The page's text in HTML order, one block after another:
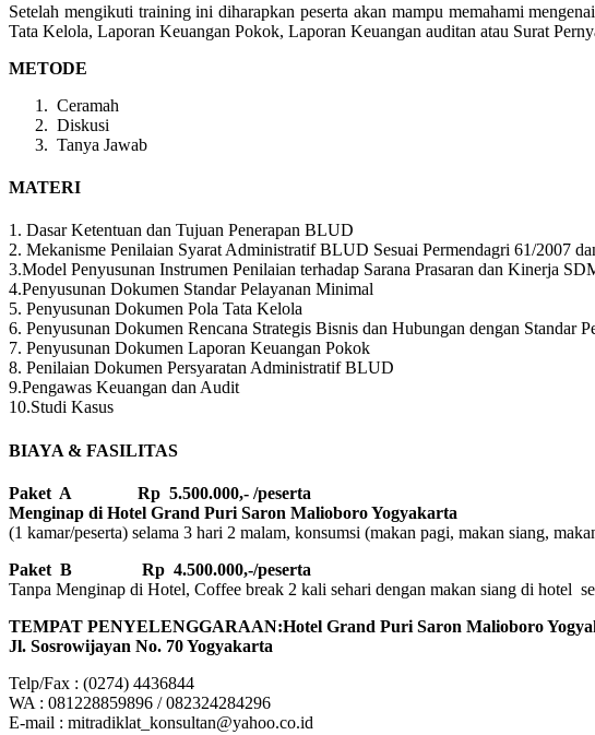
Setelah mengikuti training ini diharapkan peserta akan mampu memahami
Tata Kelola, Laporan Keuangan Pokok, Laporan Keuangan auditan atau Surat
METODE
Ceramah
Diskusi
Tanya Jawab
MATERI
1. Dasar Ketentuan dan Tujuan Penerapan BLUD
2. Mekanisme Penilaian Syarat Administratif BLUD Sesuai Permendagri 61/2007
3.Model Penyusunan Instrumen Penilaian terhadap Sarana Prasaran dan Kinerja
4.Penyusunan Dokumen Standar Pelayanan Minimal
5. Penyusunan Dokumen Pola Tata Kelola
6. Penyusunan Dokumen Rencana Strategis Bisnis dan Hubungan dengan Standar
7. Penyusunan Dokumen Laporan Keuangan Pokok
8. Penilaian Dokumen Persyaratan Administratif BLUD
9.Pengawas Keuangan dan Audit
10.Studi Kasus
BIAYA & FASILITAS
Paket A Rp 5.500.000,- /peserta
Menginap di Hotel Grand Puri Saron Malioboro Yogyakarta
(1 kamar/peserta) selama 3 hari 2 malam, konsumsi (makan pagi, makan siang,
Paket B
Rp 4.500.000,-/peserta
Tanpa Menginap di Hotel, Coffee break 2 kali sehari dengan makan siang di hotel
TEMPAT PENYELENGGARAAN:Hotel Grand Puri Saron Malioboro
Jl. Sosrowijayan No. 70 Yogyakarta
Telp/Fax : (0274) 4436844
WA : 081228859896 / 082324284296
E-mail : mitradiklat_konsultan@yahoo.co.id